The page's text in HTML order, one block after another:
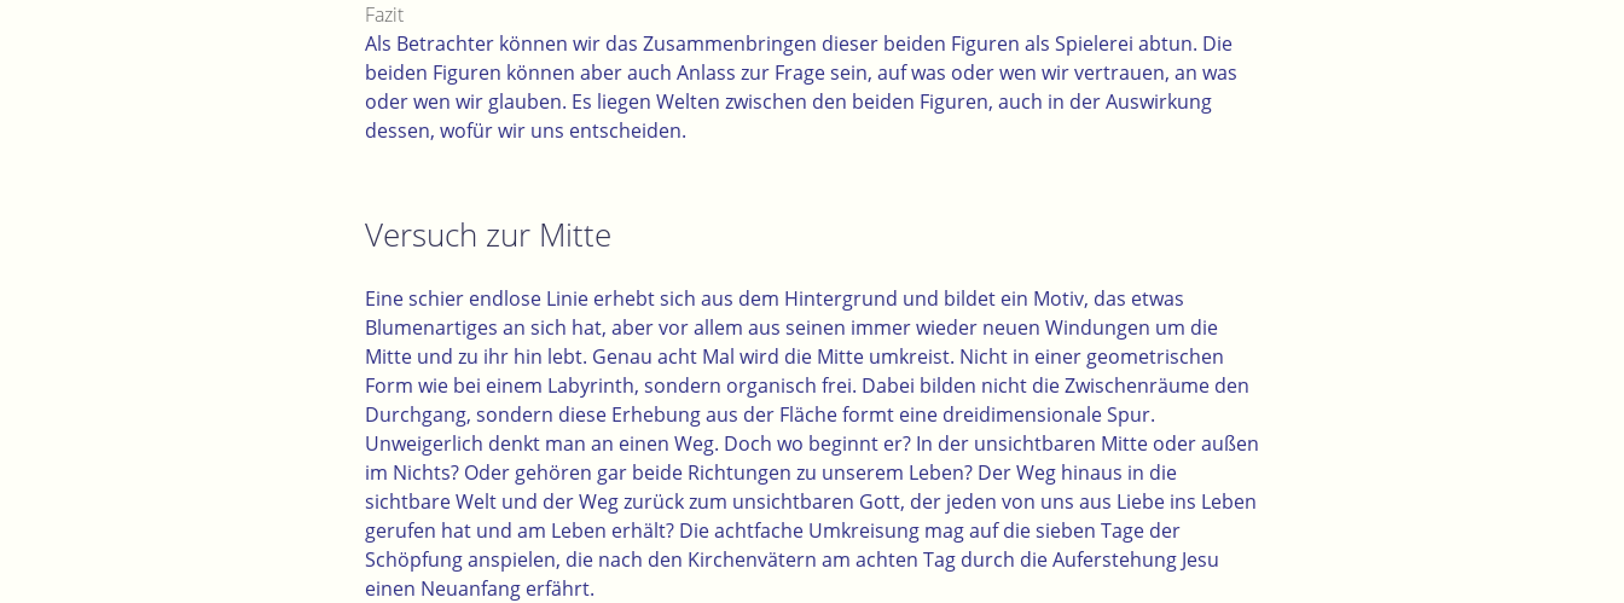
Fazit
Als Betrachter können wir das Zusammenbringen dieser beiden Figuren als Spielerei abtun. Die
beiden Figuren können aber auch Anlass zur Frage sein, auf was oder wen wir vertrauen, an was
oder wen wir glauben. Es liegen Welten zwischen den beiden Figuren, auch in der Auswirkung
dessen, wofür wir uns entscheiden.
Versuch zur Mitte
Eine schier endlose Linie erhebt sich aus dem Hintergrund und bildet ein Motiv, das etwas
Blumenartiges an sich hat, aber vor allem aus seinen immer wieder neuen Windungen um die
Mitte und zu ihr hin lebt. Genau acht Mal wird die Mitte umkreist. Nicht in einer geometrischen
Form wie bei einem Labyrinth, sondern organisch frei. Dabei bilden nicht die Zwischenräume den
Durchgang, sondern diese Erhebung aus der Fläche formt eine dreidimensionale Spur.
Unweigerlich denkt man an einen Weg. Doch wo beginnt er? In der unsichtbaren Mitte oder außen
im Nichts? Oder gehören gar beide Richtungen zu unserem Leben? Der Weg hinaus in die
sichtbare Welt und der Weg zurück zum unsichtbaren Gott, der jeden von uns aus Liebe ins Leben
gerufen hat und am Leben erhält? Die achtfache Umkreisung mag auf die sieben Tage der
Schöpfung anspielen, die nach den Kirchenvätern am achten Tag durch die Auferstehung Jesu
einen Neuanfang erfährt.